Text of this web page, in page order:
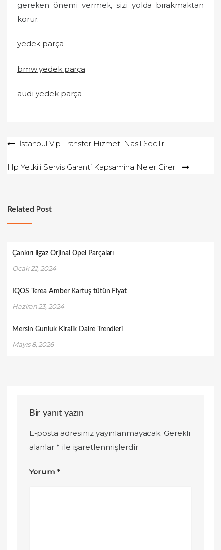
gereken önemi vermek, sizi yolda bırakmaktan
korur.
yedek parça
bmw yedek parça
audi yedek parça
Yazıİstanbul Vip Transfer Hizmeti Nasil Secilir
Hp Yetkili Servis Garanti Kapsamina Neler Girer
Related Post
Çankırı Ilgaz Orjinal Opel Parçaları
Ocak 22, 2024
IQOS Terea Amber Kartuş tütün Fiyat
Haziran 23, 2024
Mersin Gunluk Kiralik Daire Trendleri
Mayıs 8, 2026
Bir yanıt yazın
E-posta adresiniz yayınlanmayacak. Gerekli
alanlar* ile işaretlenmişlerdir
Yorum*